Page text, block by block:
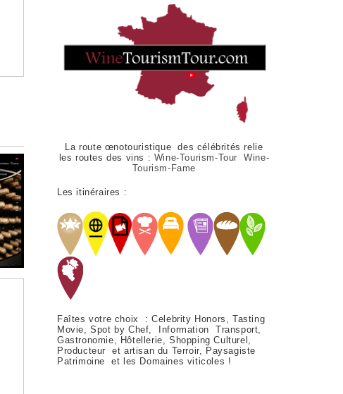
La route œnotouristique des célébrités relie
les routes des vins : Wine-Tourism-Tour Wine-
Tourism-Fame
Les itinéraires :
Faîtes votre choix : Celebrity Honors, Tasting
Movie, Spot by Chef, Information Transport,
Gastronomie, Hôtellerie, Shopping Culturel,
Producteur et artisan du Terroir, Paysagiste
Patrimoine et les Domaines viticoles !